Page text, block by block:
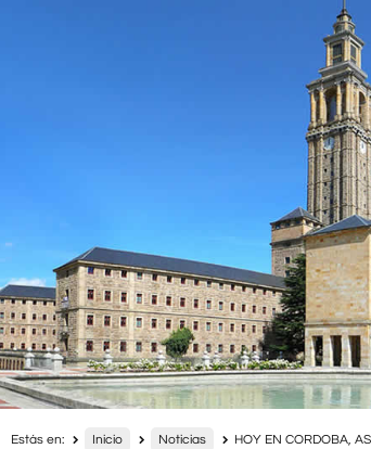
Estás en: Inicio Noticias
HOY EN CORDOBA,